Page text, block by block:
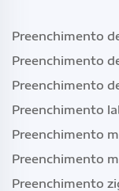
Preenchimento
Preenchimento
Preenchimento
Preenchimento
Preenchimento
Preenchimento
Preenchimento